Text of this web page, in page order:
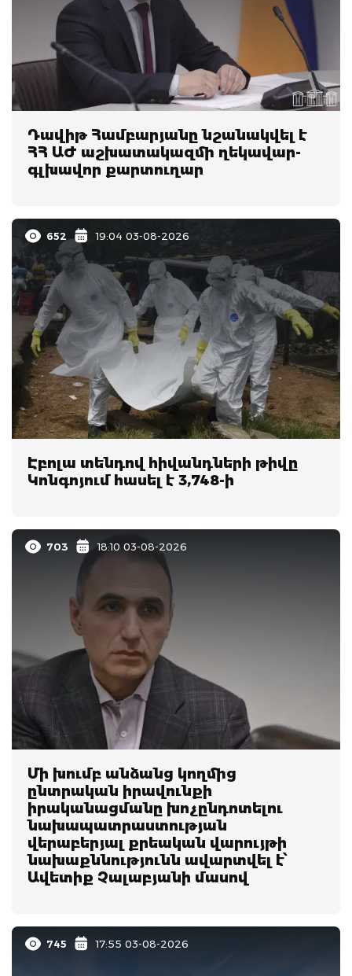
Դավիթ Համբարյանը նշանակվել է
ՀՀ ԱԺ աշխատակազմի ղեկավար-
գլխավոր քարտուղար
652 19:04 03-08-2026
Էբոլա տենդով հիվանդների թիվը
Կոնգոյում հասել է 3,748-ի
703 18:10 03-08-2026
Մի խումբ անձանց կողմից
ընտրական իրավունքի
իրականացմանը խոչընդոտելու
նախապատրաստության
վերաբերյալ քրեական վարույթի
նախաքննությունն ավարտվել է՝
Ավետիք Չալաբյանի մասով
745 17:55 03-08-2026